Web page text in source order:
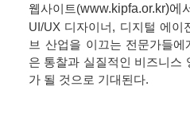
웹사이트(www.kipfa.or.kr)에
UI/UX 디자이너, 디지털 에이
브 산업을 이끄는 전문가들
은 통찰과 실질적인 비즈니스
가 될 것으로 기대된다.